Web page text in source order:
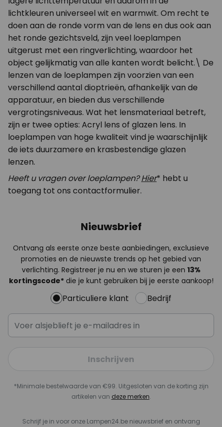
lichtkleuren universeel wit en warmwit. Om recht te
doen aan de ronde vorm van de lens en dus ook aan
het ronde gezichtsveld, zijn veel loeplampen
uitgerust met een ringverlichting, waardoor het
object gelijkmatig van alle kanten wordt belicht.\ De
lenzen van de loeplampen zijn voorzien van een
verschillend aantal dioptrieën, afhankelijk van de
apparatuur, en bieden dus verschillende
vergrotingsniveaus. Wat het lensmateriaal betreft,
zijn er twee opties: Acryl lens of glazen lens. In
loeplampen van hoge kwaliteit vind je waarschijnlijk
de iets duurzamere en krasbestendige glazen
lenzen.
Heeft u vragen over loeplampen?Hier* hebt u
toegang tot ons contactformulier.
Nieuwsbrief
Ontvang als eerste onze beste aanbiedingen, exclusieve
promoties en de nieuwste trends op het gebied van
verlichting. Registreer je nu en we sturen je een 13%
kortingscode*die je kunt gebruiken bij je eerste aankoop!
Particuliere klant Bedrijf
Inschrijven
*Minimale bestelwaarde van €99. Uitgesloten van de korting zijn
artikelen van deze merken.
Schrijf je in voor onze Lampen24.be nieuwsbrief en ontvang